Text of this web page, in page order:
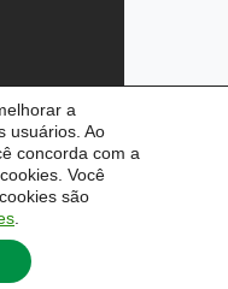
a
usuários. Ao
concorda com a
Você
são